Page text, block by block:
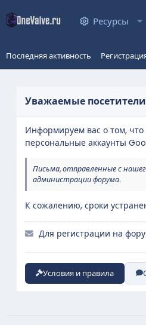
Ресурсы
Последняя активность
Уважаемые
Информируем вас о том,
персональные аккаунты
Письма, отправленные с
администрации форума.
К сожалению, сроки
Для регистрации на
Условия и правила